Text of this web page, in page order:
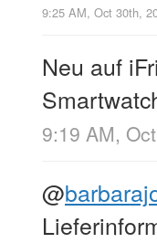
9:25 AM, Oct 30th,
Neu auf
9:19 AM,
@